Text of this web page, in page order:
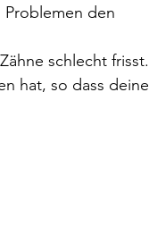
den
schlecht frisst.
hat, so dass deine